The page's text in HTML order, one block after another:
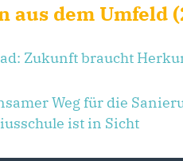
aus dem Umfeld
Zukunft braucht
Weg für die
ist in Sicht